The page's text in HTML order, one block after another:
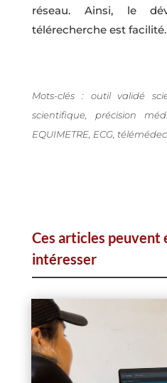
réseau. Ainsi, le
télérecherche est facilité.
Mots-clés : outil validé
scientifique, précision
EQUIMETRE, ECG,
Ces articles peuvent
intéresser